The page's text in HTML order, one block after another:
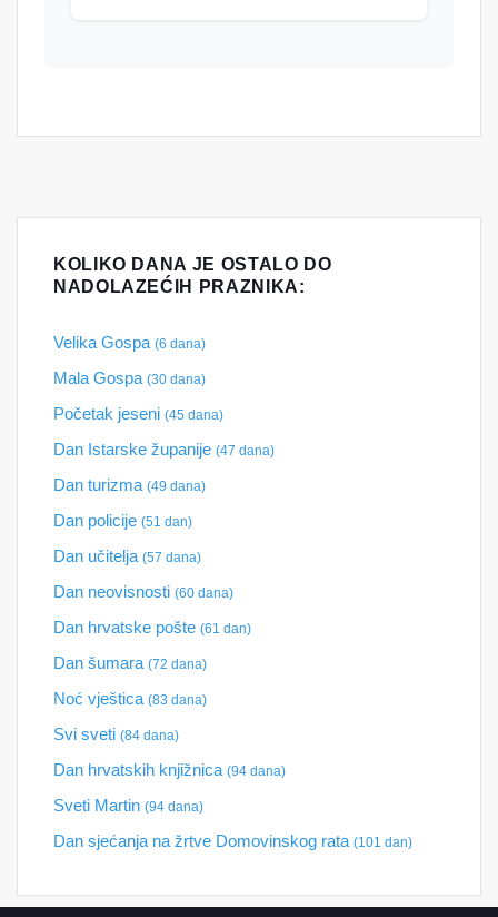
KOLIKO DANA JE OSTALO DO
NADOLAZEĆIH PRAZNIKA:
Velika Gospa (6 dana)
Mala Gospa (30 dana)
Početak jeseni (45 dana)
Dan Istarske županije (47 dana)
Dan turizma (49 dana)
Dan policije (51 dan)
Dan učitelja (57 dana)
Dan neovisnosti (60 dana)
Dan hrvatske pošte (61 dan)
Dan šumara (72 dana)
Noć vještica (83 dana)
Svi sveti (84 dana)
Dan hrvatskih knjižnica (94 dana)
Sveti Martin (94 dana)
Dan sjećanja na žrtve Domovinskog rata (101 dan)